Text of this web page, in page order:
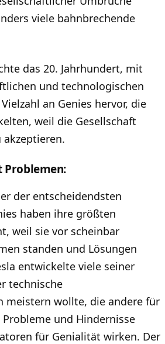
viele bahnbrechende
das 20. Jahrhundert, mit
und technologischen
an Genies hervor, die
weil die Gesellschaft
akzeptieren.
der entscheidendsten
haben ihre größten
weil sie vor scheinbar
standen und Lösungen
entwickelte viele seiner
technische
meistern wollte, die andere für
und Hindernisse
für Genialität wirken. Der